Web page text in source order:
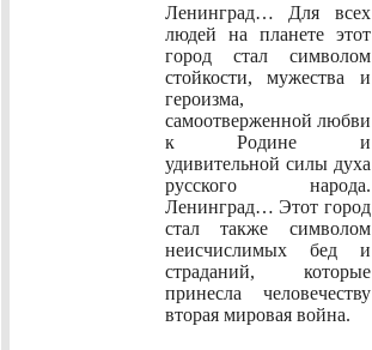
Ленинград… Для всех
людей на планете этот
город стал символом
стойкости, мужества и
героизма,
самоотверженной любви
к Родине и
удивительной силы духа
русского народа.
Ленинград… Этот город
стал также символом
неисчислимых бед и
страданий, которые
принесла человечеству
вторая мировая война.